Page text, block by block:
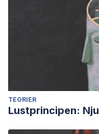
TEORIER
Lustprincipen: